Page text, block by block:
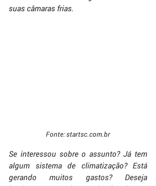
suas câmaras frias.
Fonte: startsc.com.br
Se interessou sobre o assunto? Já tem
algum sistema de climatização? Está
gerando muitos gastos? Deseja